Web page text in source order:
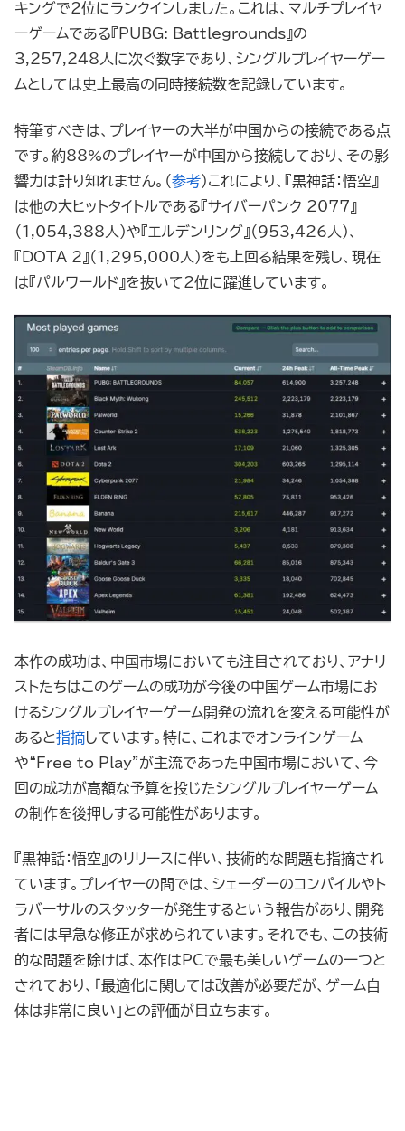
キングで2位にランクインしました。これは、マルチプレイヤ
ーゲームである『PUBG: Battlegrounds』の
3,257,248人に次ぐ数字であり、シングルプレイヤーゲー
ムとしては史上最高の同時接続数を記録しています。
特筆すべきは、プレイヤーの大半が中国からの接続である点
です。約88%のプレイヤーが中国から接続しており、その影
響力は計り知れません。（参考）これにより、『黒神話：悟空』
は他の大ヒットタイトルである『サイバーパンク 2077』
（1,054,388人）や『エルデンリング』（953,426人）、
『DOTA 2』（1,295,000人）をも上回る結果を残し、現在
は『パルワールド』を抜いて2位に躍進しています。
本作の成功は、中国市場においても注目されており、アナリ
ストたちはこのゲームの成功が今後の中国ゲーム市場にお
けるシングルプレイヤーゲーム開発の流れを変える可能性が
あると指摘しています。特に、これまでオンラインゲーム
や“Free to Play”が主流であった中国市場において、今
回の成功が高額な予算を投じたシングルプレイヤーゲーム
の制作を後押しする可能性があります。
『黒神話：悟空』のリリースに伴い、技術的な問題も指摘され
ています。プレイヤーの間では、シェーダーのコンパイルやト
ラバーサルのスタッターが発生するという報告があり、開発
者には早急な修正が求められています。それでも、この技術
的な問題を除けば、本作はPCで最も美しいゲームの一つと
されており、「最適化に関しては改善が必要だが、ゲーム自
体は非常に良い」との評価が目立ちます。